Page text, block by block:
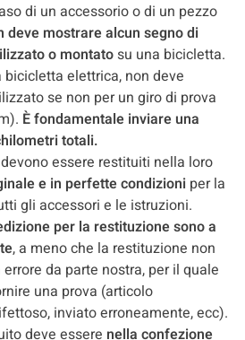
di un accessorio o di un pezzo
deve mostrare alcun segno di
o montatosu una bicicletta.
bicicletta elettrica, non deve
se non per un giro di prova
È fondamentale inviare una
totali.
essere restituiti nella loro
e in perfette condizioni per la
gli accessori e le istruzioni.
per la restituzione sono a
, a meno che la restituzione non
da parte nostra, per il quale
una prova (articolo
inviato erroneamente, ecc).
deve essere nella confezione